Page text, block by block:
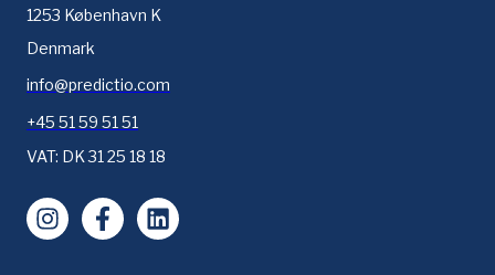
1253 København K
Denmark
info@predictio.com
+45 51 59 51 51
VAT: DK 31 25 18 18
InstagramFacebookLinkedIn